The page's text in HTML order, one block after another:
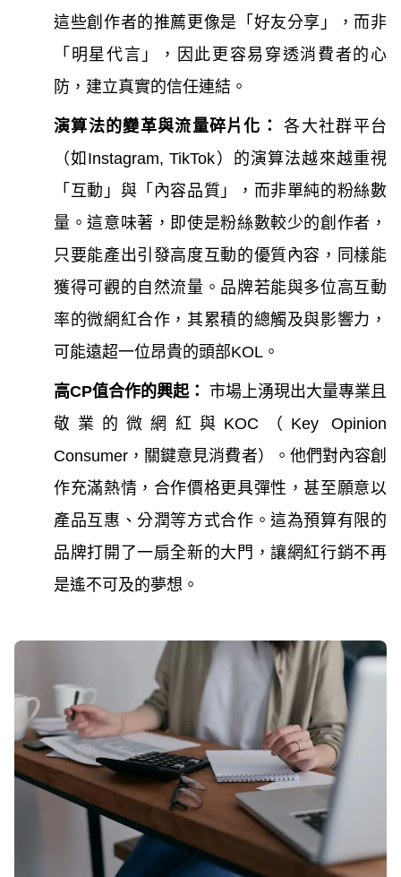
這些創作者的推薦更像是「好友分享」，而非
「明星代言」，因此更容易穿透消費者的心
防，建立真實的信任連結。
演算法的變革與流量碎片化：
各大社群平台
（如Instagram, TikTok）的演算法越來越重視
「互動」與「內容品質」，而非單純的粉絲數
量。這意味著，即使是粉絲數較少的創作者，
只要能產出引發高度互動的優質內容，同樣能
獲得可觀的自然流量。品牌若能與多位高互動
率的微網紅合作，其累積的總觸及與影響力，
可能遠超一位昂貴的頭部KOL。
高CP值合作的興起：
市場上湧現出大量專業且
敬業的微網紅與KOC（Key Opinion
Consumer，關鍵意見消費者）。他們對內容創
作充滿熱情，合作價格更具彈性，甚至願意以
產品互惠、分潤等方式合作。這為預算有限的
品牌打開了一扇全新的大門，讓網紅行銷不再
是遙不可及的夢想。